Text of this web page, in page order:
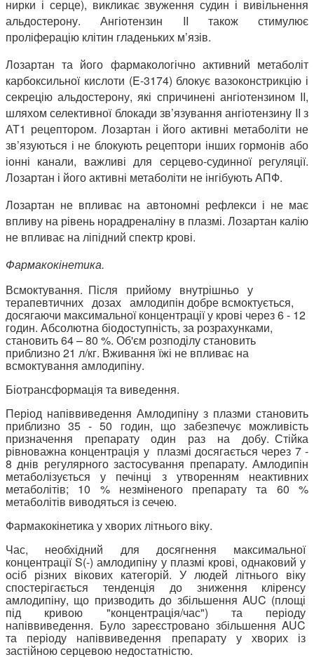
нирки і серце), викликає звуження судин і вивільнення
альдостерону. Ангіотензин II також стимулює
проліферацію клітин гладеньких м’язів.
Лозартан та його фармакологічно активний метаболіт
карбоксильної кислоти (E-3174) блокує вазоконстрикцію і
секрецію альдостерону, які спричинені ангіотензином II,
шляхом селективної блокади зв’язування ангіотензину II з
АТ1 рецептором. Лозартан і його активні метаболіти не
зв’язуються і не блокують рецептори інших гормонів або
іонні канали, важливі для серцево-судинної регуляції.
Лозартан і його активні метаболіти не інгібують АПФ.
Лозартан не впливає на автономні рефлекси і не має
впливу на рівень норадреналіну в плазмі. Лозартан калію
не впливає на ліпідний спектр крові.
Фармакокінетика.
Всмоктування. Після прийому внутрішньо у
терапевтичних дозах амлодипін добре всмоктується,
досягаючи максимальної концентрації у крові через 6 - 12
годин. Абсолютна біодоступність, за розрахунками,
становить 64 – 80 %. Об'єм розподілу становить
приблизно 21 л/кг. Вживання їжі не впливає на
всмоктування амлодипіну.
Біотрансформація та виведення.
Період напіввиведення Амлодипіну з плазми становить
приблизно 35 - 50 годин, що забезпечує можливість
призначення препарату один раз на добу. Стійка
рівноважна концентрація у плазмі досягається через 7 -
8 днів регулярного застосування препарату. Амлодипін
метаболізується у печінці з утворенням неактивних
метаболітів; 10 % незміненого препарату та 60 %
метаболітів виводяться із сечею.
Фармакокінетика у хворих літнього віку.
Час, необхідний для досягнення максимальної
концентрації S(-) амлодипіну у плазмі крові, однаковий у
осіб різних вікових категорій. У людей літнього віку
спостерігається тенденція до зниження кліренсу
амлодипіну, що призводить до збільшення AUC (площі
під кривою "концентрація/час") та періоду
напіввиведення. Було зареєстровано збільшення AUC
та періоду напіввиведення препарату у хворих із
застійною серцевою недостатністю.